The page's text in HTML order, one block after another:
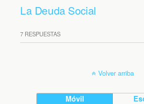
La Deuda Social
7 RESPUESTAS
Volver arriba
Móvil